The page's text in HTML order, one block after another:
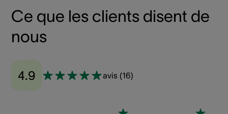
Ce que les clients disent de
nous
4.9 avis (16)